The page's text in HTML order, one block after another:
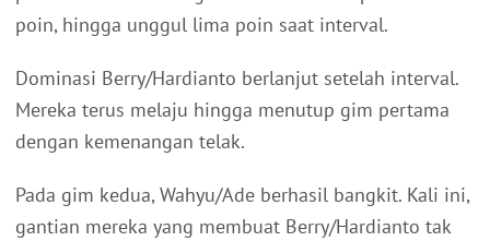
poin, hingga unggul lima poin saat interval.
Dominasi Berry/Hardianto berlanjut setelah interval.
Mereka terus melaju hingga menutup gim pertama
dengan kemenangan telak.
Pada gim kedua, Wahyu/Ade berhasil bangkit. Kali ini,
gantian mereka yang membuat Berry/Hardianto tak